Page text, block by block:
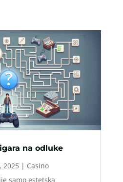
na odluke
2025| Casino
samo estetska